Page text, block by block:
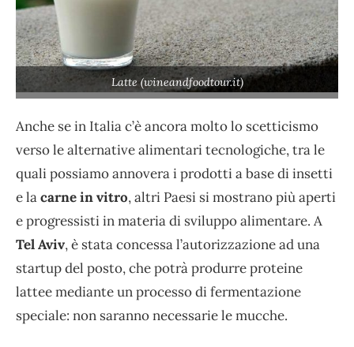
Latte (wineandfoodtour.it)
Anche se in Italia c’è ancora molto lo scetticismo
verso le alternative alimentari tecnologiche, tra le
quali possiamo annovera i prodotti a base di insetti
e lacarne in vitro, altri Paesi si mostrano più aperti
e progressisti in materia di sviluppo alimentare. A
Tel Aviv, è stata concessa l’autorizzazione ad una
startup del posto, che potrà produrre proteine
lattee mediante un processo di fermentazione
speciale: non saranno necessarie le mucche.